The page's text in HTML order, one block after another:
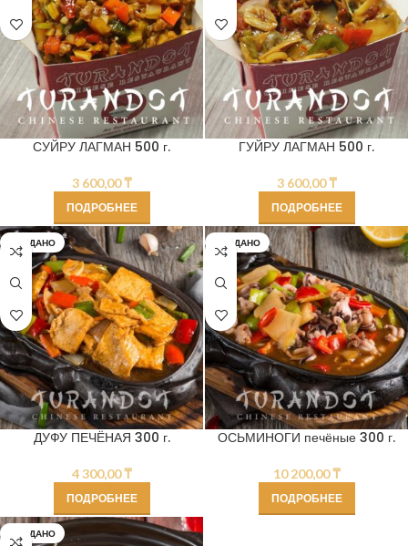
СУЙРУ ЛАГМАН 500 г.
3 600,00₸
ПОДРОБНЕЕ
ГУЙРУ ЛАГМАН 500 г.
3 600,00₸
ПОДРОБНЕЕ
ПРОДАНО
ДУФУ ПЕЧЁНАЯ 300 г.
4 300,00₸
ПОДРОБНЕЕ
ПРОДАНО
ОСЬМИНОГИ печёные 300 г.
10 200,00₸
ПОДРОБНЕЕ
ПРОДАНО